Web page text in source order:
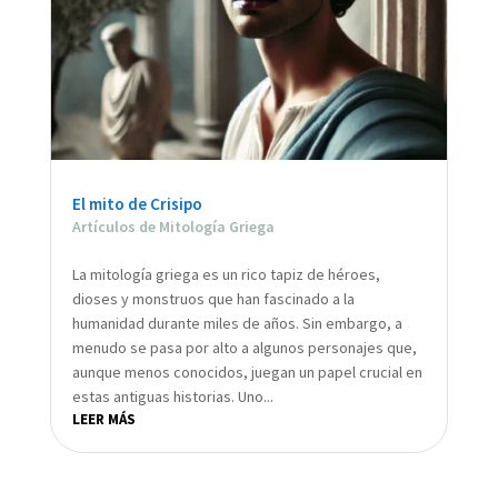
El mito de Crisipo
Artículos de Mitología Griega
La mitología griega es un rico tapiz de héroes,
dioses y monstruos que han fascinado a la
humanidad durante miles de años. Sin embargo, a
menudo se pasa por alto a algunos personajes que,
aunque menos conocidos, juegan un papel crucial en
estas antiguas historias. Uno...
LEER MÁS